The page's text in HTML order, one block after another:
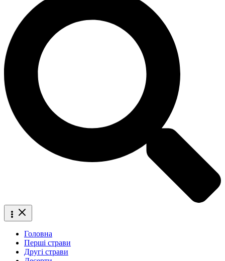
Головна
Перші страви
Другі страви